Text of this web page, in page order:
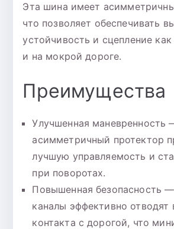
Эта шина имеет
что позволяет обеспечивать
устойчивость и сцепление
и на мокрой дороге.
Преимущества
Улучшенная маневренность
асимметричный протектор
лучшую управляемость и
при поворотах.
Повышенная безопасность
каналы эффективно отводят
контакта с дорогой, что